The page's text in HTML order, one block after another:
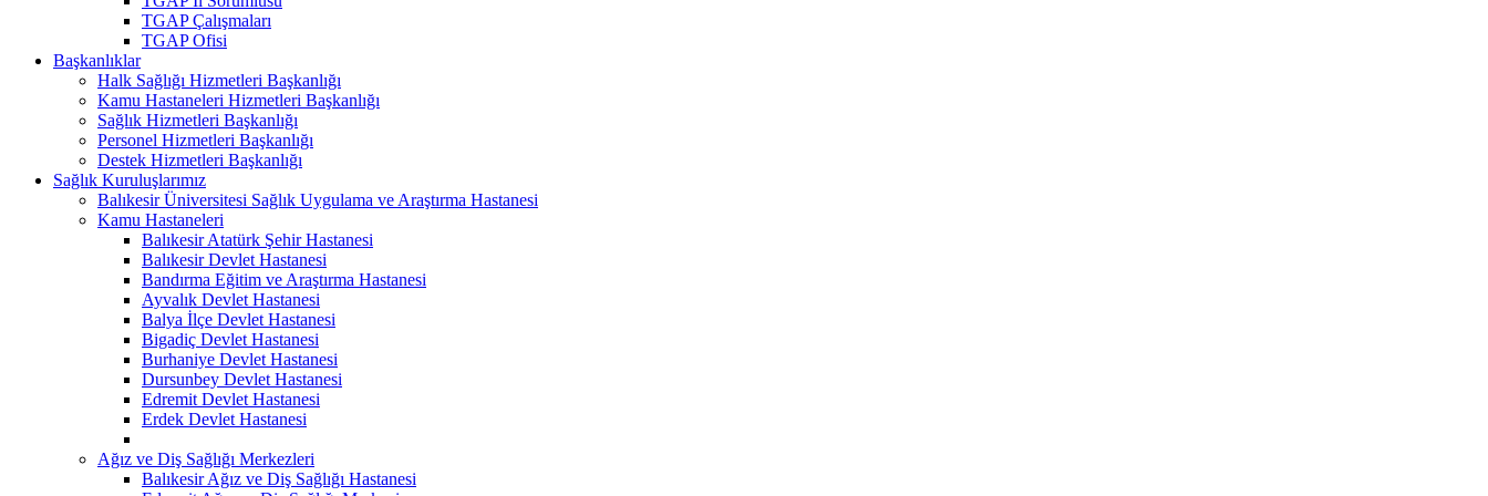
TGAP Çalışmaları
TGAP Ofisi
Başkanlıklar
Halk Sağlığı Hizmetleri Başkanlığı
Kamu Hastaneleri Hizmetleri Başkanlığı
Sağlık Hizmetleri Başkanlığı
Personel Hizmetleri Başkanlığı
Destek Hizmetleri Başkanlığı
Sağlık Kuruluşlarımız
Balıkesir Üniversitesi Sağlık Uygulama ve Araştırma Hastanesi
Kamu Hastaneleri
Balıkesir Atatürk Şehir Hastanesi
Balıkesir Devlet Hastanesi
Bandırma Eğitim ve Araştırma Hastanesi
Ayvalık Devlet Hastanesi
Balya İlçe Devlet Hastanesi
Bigadiç Devlet Hastanesi
Burhaniye Devlet Hastanesi
Dursunbey Devlet Hastanesi
Edremit Devlet Hastanesi
Erdek Devlet Hastanesi
Ağız ve Diş Sağlığı Merkezleri
Balıkesir Ağız ve Diş Sağlığı Hastanesi